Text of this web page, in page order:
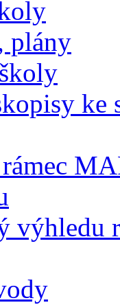
plány
ke
výhledu